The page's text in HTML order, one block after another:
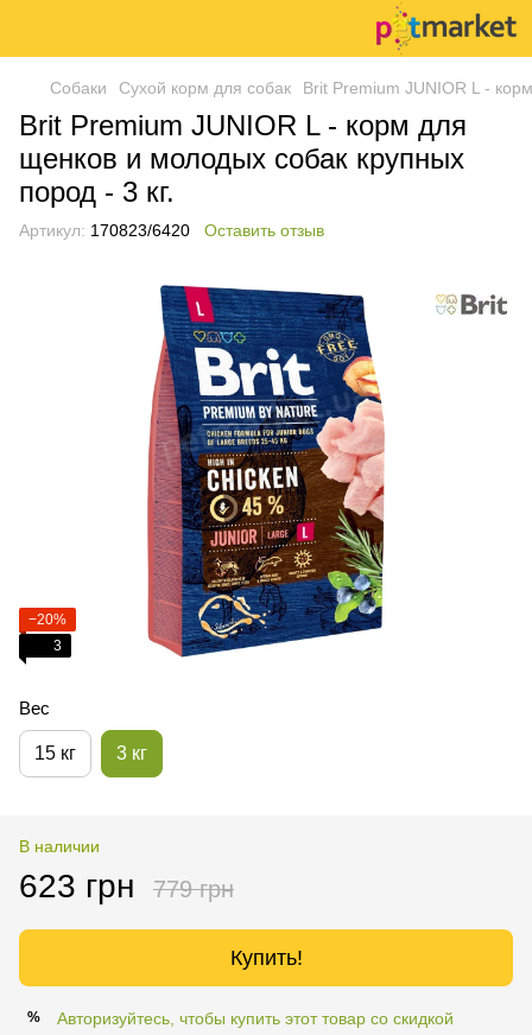
Собаки Сухой корм для собак Brit Premium JUNIOR L -
Brit Premium JUNIOR L - корм для
щенков и молодых собак крупных
пород - 3 кг.
Артикул: 170823/6420 Оставить отзыв
−20%
3
Вес
15 кг 3 кг
В наличии
623 грн 779 грн
Купить!
% Авторизуйтесь, чтобы купить этот товар со скидкой